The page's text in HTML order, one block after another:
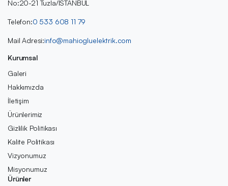
No:20-21 Tuzla/İSTANBUL
Telefon:0 533 608 11 79
Mail Adresi:info@mahiogluelektrik.com
Kurumsal
Galeri
Hakkımızda
İletişim
Ürünlerimiz
Gizlilik Politikası
Kalite Politikası
Vizyonumuz
Misyonumuz
Ürünler